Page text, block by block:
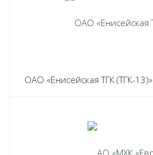
ОАО «Енисейская ТГК (ТГК-13)»